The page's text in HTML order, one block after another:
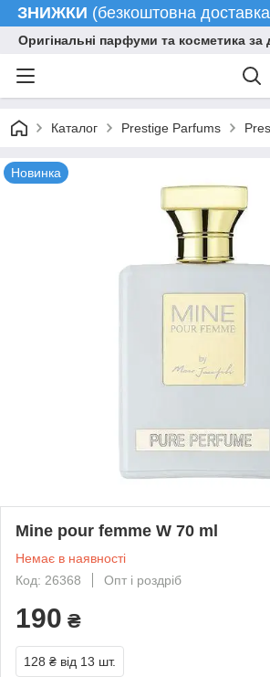
ЗНИЖКИ (безкоштовна
Оригінальні парфуми та косметика
Каталог Prestige Parfums
Новинка
Mine pour femme W 70 ml
Немає в наявності
Код: 26368
Опт і роздріб
190 ₴
128 ₴ від 13 шт.